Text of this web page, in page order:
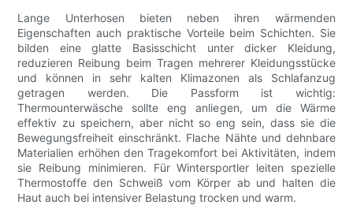
Lange Unterhosen bieten neben ihren wärmenden
Eigenschaften auch praktische Vorteile beim Schichten. Sie
bilden eine glatte Basisschicht unter dicker Kleidung,
reduzieren Reibung beim Tragen mehrerer Kleidungsstücke
und können in sehr kalten Klimazonen als Schlafanzug
getragen werden. Die Passform ist wichtig:
Thermounterwäsche sollte eng anliegen, um die Wärme
effektiv zu speichern, aber nicht so eng sein, dass sie die
Bewegungsfreiheit einschränkt. Flache Nähte und dehnbare
Materialien erhöhen den Tragekomfort bei Aktivitäten, indem
sie Reibung minimieren. Für Wintersportler leiten spezielle
Thermostoffe den Schweiß vom Körper ab und halten die
Haut auch bei intensiver Belastung trocken und warm.